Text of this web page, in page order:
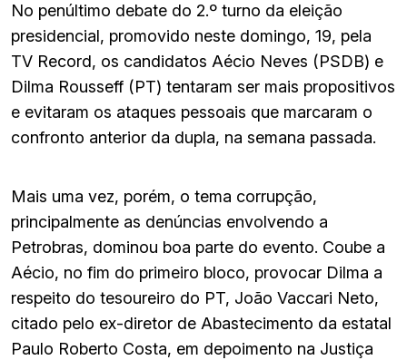
No penúltimo debate do 2.º turno da eleição
presidencial, promovido neste domingo, 19, pela
TV Record, os candidatos Aécio Neves (PSDB) e
Dilma Rousseff (PT) tentaram ser mais propositivos
e evitaram os ataques pessoais que marcaram o
confronto anterior da dupla, na semana passada.
Mais uma vez, porém, o tema corrupção,
principalmente as denúncias envolvendo a
Petrobras, dominou boa parte do evento. Coube a
Aécio, no fim do primeiro bloco, provocar Dilma a
respeito do tesoureiro do PT, João Vaccari Neto,
citado pelo ex-diretor de Abastecimento da estatal
Paulo Roberto Costa, em depoimento na Justiça